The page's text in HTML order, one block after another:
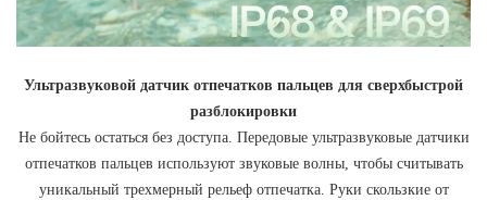
Ультразвуковой датчик отпечатков пальцев для сверхбыстрой
разблокировки
Не бойтесь остаться без доступа. Передовые ультразвуковые датчики
отпечатков пальцев используют звуковые волны, чтобы считывать
уникальный трехмерный рельеф отпечатка. Руки скользкие от